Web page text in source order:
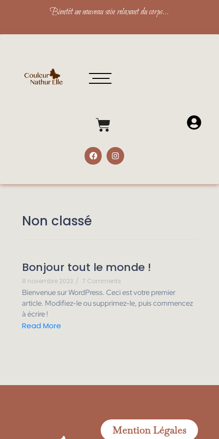
Bientôt un nouveau soin relaxant du corps…
Non classé
Bonjour tout le monde !
8 novembre 2023 / 7 Comments
Bienvenue sur WordPress. Ceci est votre premier
article. Modifiez-le ou supprimez-le, puis commencez
à écrire !
Read More
Mention Légales